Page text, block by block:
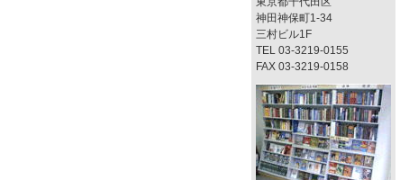
神田神保町1-34
三村ビル1F
TEL 03-3219-0155
FAX 03-3219-0158